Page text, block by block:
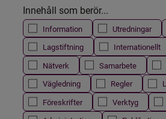
Innehåll som berör...
Information Utredningar
Lagstiftning
Internationellt
Nätverk
Samarbete
Vägledning
Regler
Föreskrifter
Verktyg